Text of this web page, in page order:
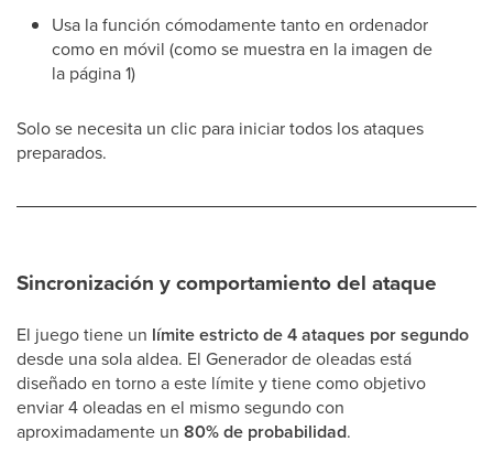
Usa la función cómodamente tanto en ordenador
como en móvil (como se muestra en la imagen de
la página 1)
Solo se necesita un clic para iniciar todos los ataques
preparados.
Sincronización y comportamiento del ataque
El juego tiene un límite estricto de 4 ataques por segundo
desde una sola aldea. El Generador de oleadas está
diseñado en torno a este límite y tiene como objetivo
enviar 4 oleadas en el mismo segundo con
aproximadamente un 80% de probabilidad.